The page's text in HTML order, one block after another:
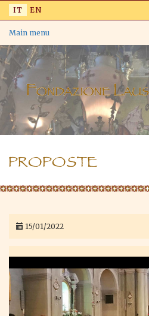
Salta
principale
IT EN
Main menu
PROPOSTE
15/01/2022